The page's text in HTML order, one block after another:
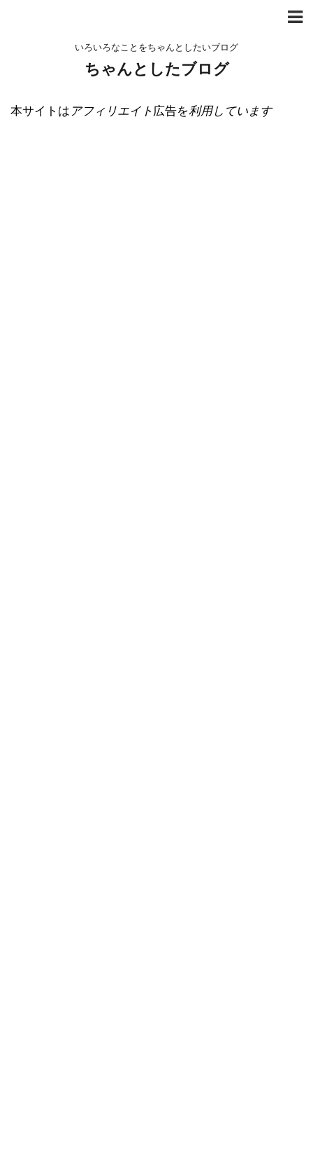
いろいろなことをちゃんとしたいブログ
ちゃんとしたブログ
本サイトは アフィリエイト 広告を利用しています